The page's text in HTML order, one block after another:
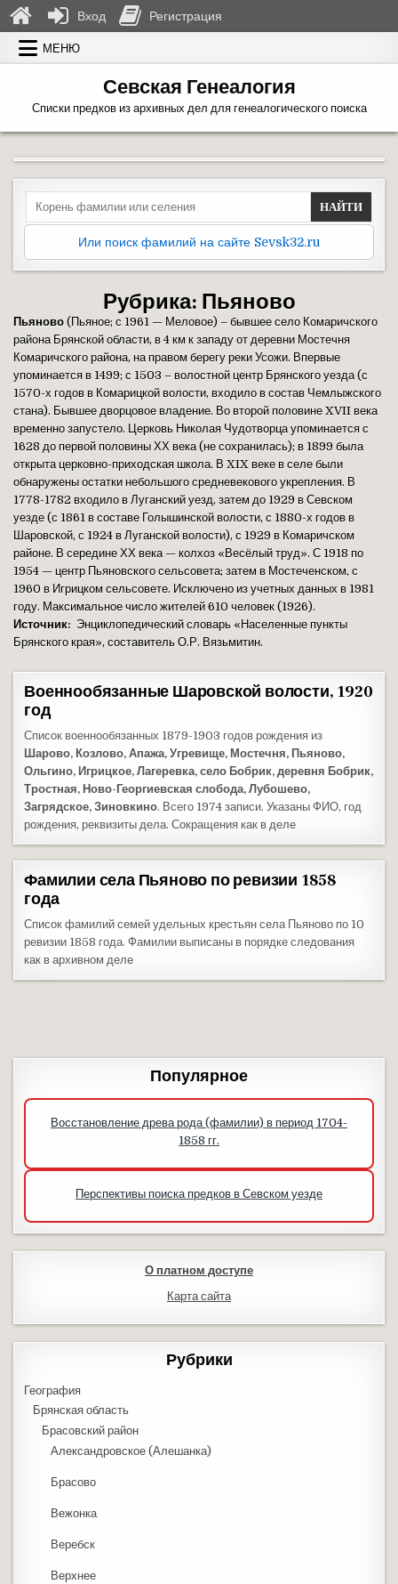
Перейти к содержимому
МЕНЮ
Севская Генеалогия
Списки предков из архивных дел для генеалогического поиска
Search for:
Или поиск фамилий на сайте Sevsk32.ru
Рубрика: Пьяново
Пьяново (Пьяное; с 1961 — Меловое) – бывшее село Комаричского
района Брянской области, в 4 км к западу от деревни Мостечня
Комаричского района, на правом берегу реки Усожи. Впервые
упоминается в 1499; с 1503 – волостной центр Брянского уезда (с
1570-х годов в Комарицкой волости, входило в состав Чемлыжского
стана). Бывшее дворцовое владение. Во второй половине XVII века
временно запустело. Церковь Николая Чудотворца упоминается с
1628 до первой половины ХХ века (не сохранилась); в 1899 была
открыта церковно-приходская школа. В XIX веке в селе были
обнаружены остатки небольшого средневекового укрепления. В
1778-1782 входило в Луганский уезд, затем до 1929 в Севском
уезде (с 1861 в составе Голышинской волости, с 1880-х годов в
Шаровской, с 1924 в Луганской волости), с 1929 в Комаричском
районе. В середине ХХ века — колхоз «Весёлый труд». С 1918 по
1954 — центр Пьяновского сельсовета; затем в Мостеченском, с
1960 в Игрицком сельсовете. Исключено из учетных данных в 1981
году. Максимальное число жителей 610 человек (1926).
Источник: Энциклопедический словарь «Населенные пункты
Брянского края», составитель О.Р. Вязьмитин.
Военнообязанные Шаровской волости, 1920
год
Список военнообязанных 1879-1903 годов рождения из
Шарово, Козлово, Апажа, Угревище, Мостечня, Пьяново,
Ольгино, Игрицкое, Лагеревка, село Бобрик, деревня Бобрик,
Тростная, Ново-Георгиевская слобода, Лубошево,
Загрядское, Зиновкино. Всего 1974 записи. Указаны ФИО, год
рождения, реквизиты дела. Сокращения как в деле
Фамилии села Пьяново по ревизии 1858
года
Список фамилий семей удельных крестьян села Пьяново по 10
ревизии 1858 года. Фамилии выписаны в порядке следования
как в архивном деле
Популярное
Восстановление древа рода (фамилии) в период 1704-
1858 гг.
Перспективы поиска предков в Севском уезде
О платном доступе
Карта сайта
Рубрики
География
Брянская область
Брасовский район
Александровское (Алешанка)
Брасово
Вежонка
Веребск
Верхнее
Вход Регистрация